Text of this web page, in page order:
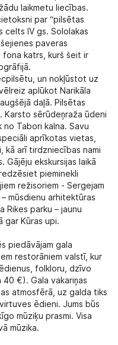
laikmetu liecības.
par “pilsētas
celts IV gs. Sololakas
paveras
fona katrs, kurš šeit ir
un nokļūstot uz
aplūkot Narikāla
daļā. Pilsētas
sērūdeņraža ūdeni
Tabori kalna. Savu
aprīkotas vietas,
kā arī tirdzniecības nami
Gājēju ekskursijas laikā
pieminekli
režisoriem - Sergejam
mūsdienu arhitektūras
Rikes parku – jaunu
gar Kūras upi.
piedāvājam gala
restorāniem valstī, kur
folkloru, dzīvo
40 €). Gala vakariņas
atmosfērā, uz galda tiks
ēdieni. Jums būs
mūziķu prasmi. Visa
mūzika.